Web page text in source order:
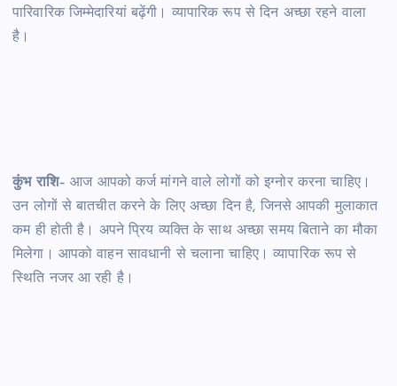
पारिवारिक जिम्मेदारियां बढ़ेंगी। व्यापारिक रूप से दिन अच्छा रहने वाला
है।
कुंभ राशि– आज आपको कर्ज मांगने वाले लोगों को इग्नोर करना चाहिए।
उन लोगों से बातचीत करने के लिए अच्छा दिन है, जिनसे आपकी मुलाकात
कम ही होती है। अपने प्रिय व्यक्ति के साथ अच्छा समय बिताने का मौका
मिलेगा। आपको वाहन सावधानी से चलाना चाहिए। व्यापारिक रूप से
स्थिति नजर आ रही है।